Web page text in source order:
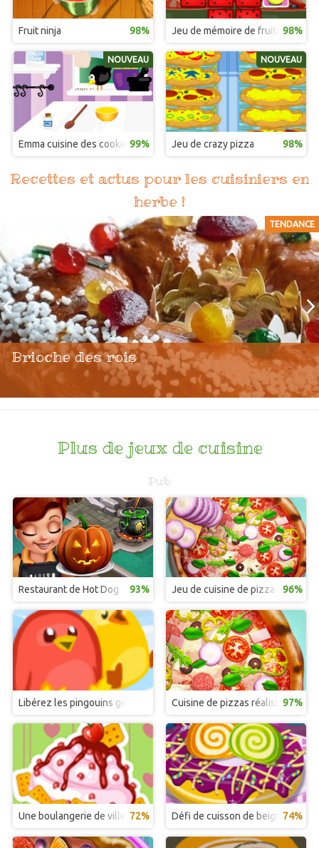
Fruit ninja 98% Jeu de mémoire de fruits 98%
NOUVEAU
Emma cuisine des cookies au chocolat
99%
NOUVEAU
Jeu de crazy pizza 98%
Recettes et actus pour les cuisiniers en
herbe !
TENDANCE
Brioche des rois
Plus de jeux de cuisine
Pub
Restaurant de Hot Dog 93% Jeu de cuisine de pizza 96%
Libérez les pingouins gelés Cuisine de pizzas réalistes97%
Une boulangerie de ville animée
72% Défi de cuisson de beignets
74%